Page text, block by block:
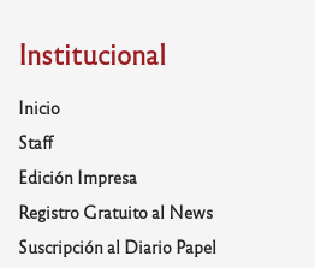
Institucional
Inicio
Staff
Edición Impresa
Registro Gratuito al News
Suscripción al Diario Papel